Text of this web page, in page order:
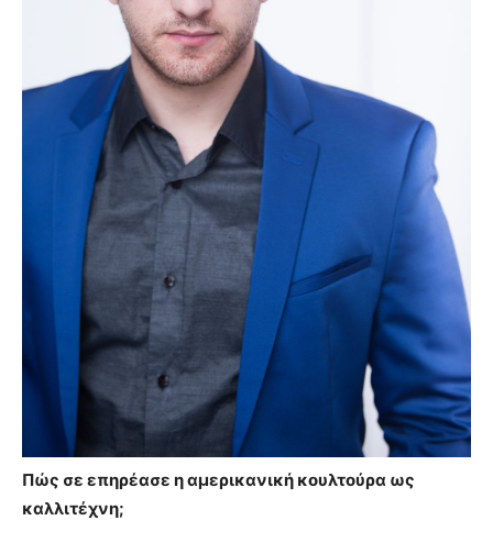
Πώς σε επηρέασε η αμερικανική κουλτούρα ως
καλλιτέχνη;